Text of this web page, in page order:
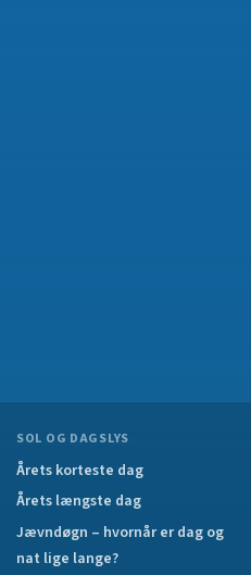
SOL OG DAGSLYS
Årets korteste dag
Årets længste dag
Jævndøgn – hvornår er dag og
nat lige lange?